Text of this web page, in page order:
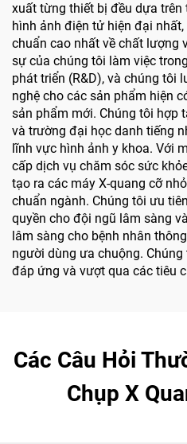
xuất từng thiết bị đều dựa trên
hình ảnh điện tử hiện đại
chuẩn cao nhất về chất lượng
sự của chúng tôi làm việc
phát triển (R&D), và chúng tôi
nghệ cho các sản phẩm hiện
sản phẩm mới. Chúng tôi hợp
và trường đại học danh tiếng
lĩnh vực hình ảnh y khoa. Với
cấp dịch vụ chăm sóc sức
tạo ra các máy X-quang cỡ
chuẩn ngành. Chúng tôi ưu
quyền cho đội ngũ lâm sàng
lâm sàng cho bệnh nhân
người dùng ưa chuộng.
đáp ứng và vượt qua các tiêu
Các Câu Hỏi
Chụp X